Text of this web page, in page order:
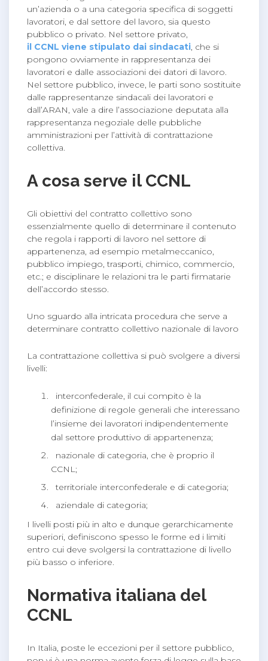
un’azienda o a una categoria specifica di soggetti
lavoratori, e dal settore del lavoro, sia questo
pubblico o privato. Nel settore privato,
il CCNL viene stipulato dai sindacati, che si
pongono ovviamente in rappresentanza dei
lavoratori e dalle associazioni dei datori di lavoro.
Nel settore pubblico, invece, le parti sono sostituite
dalle rappresentanze sindacali dei lavoratori e
dall’ARAN, vale a dire l’associazione deputata alla
rappresentanza negoziale delle pubbliche
amministrazioni per l’attività di contrattazione
collettiva.
A cosa serve il CCNL
Gli obiettivi del contratto collettivo sono
essenzialmente quello di determinare il contenuto
che regola i rapporti di lavoro nel settore di
appartenenza, ad esempio metalmeccanico,
pubblico impiego, trasporti, chimico, commercio,
etc.; e disciplinare le relazioni tra le parti firmatarie
dell’accordo stesso.
Uno sguardo alla intricata procedura che serve a
determinare contratto collettivo nazionale di lavoro
La contrattazione collettiva si può svolgere a diversi
livelli:
interconfederale, il cui compito è la
definizione di regole generali che interessano
l’insieme dei lavoratori indipendentemente
dal settore produttivo di appartenenza;
nazionale di categoria, che è proprio il
CCNL;
territoriale interconfederale e di categoria;
aziendale di categoria;
I livelli posti più in alto e dunque gerarchicamente
superiori, definiscono spesso le forme ed i limiti
entro cui deve svolgersi la contrattazione di livello
più basso o inferiore.
Normativa italiana del
CCNL
In Italia, poste le eccezioni per il settore pubblico,